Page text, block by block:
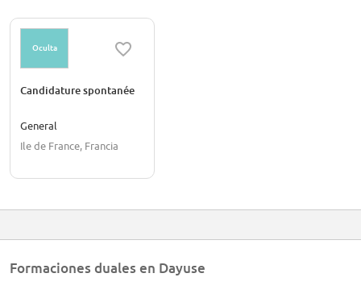
Oculta
Candidature spontanée
General
Ile de France, Francia
Formaciones duales en Dayuse